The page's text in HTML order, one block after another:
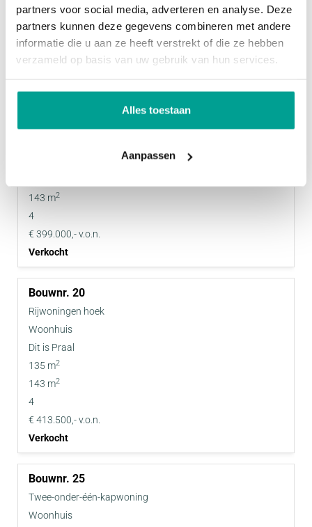
partners voor social media, adverteren en analyse. Deze
partners kunnen deze gegevens combineren met andere
informatie die u aan ze heeft verstrekt of die ze hebben
verzameld op basis van uw gebruik van hun services.
Alles toestaan
Aanpassen
143 m
4
€ 399.000,- v.o.n.
Verkocht
143 m2
4
€ 399.000,- v.o.n.
Verkocht
20
Rijwoningen hoek
Woonhuis
Dit is Praal
135 m2
143 m2
4
€ 413.500,- v.o.n.
Verkocht
25
Twee-onder-één-kapwoning
Woonhuis